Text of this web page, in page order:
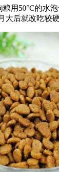
用50°C的水
大后就改吃较